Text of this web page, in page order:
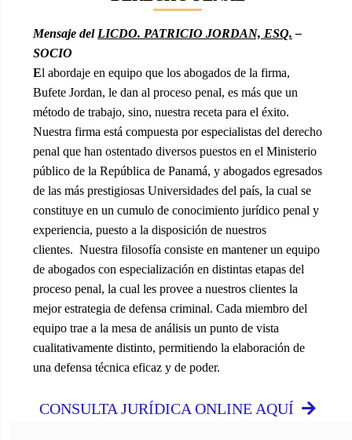
Mensaje del LICDO. PATRICIO JORDAN, ESQ. –
SOCIO
El abordaje en equipo que los abogados de la firma,
Bufete Jordan, le dan al proceso penal, es más que un
método de trabajo, sino, nuestra receta para el éxito.
Nuestra firma está compuesta por especialistas del derecho
penal que han ostentado diversos puestos en el Ministerio
público de la República de Panamá, y abogados egresados
de las más prestigiosas Universidades del país, la cual se
constituye en un cumulo de conocimiento jurídico penal y
experiencia, puesto a la disposición de nuestros
clientes. Nuestra filosofía consiste en mantener un equipo
de abogados con especialización en distintas etapas del
proceso penal, la cual les provee a nuestros clientes la
mejor estrategia de defensa criminal. Cada miembro del
equipo trae a la mesa de análisis un punto de vista
cualitativamente distinto, permitiendo la elaboración de
una defensa técnica eficaz y de poder.
CONSULTA JURÍDICA ONLINE AQUÍ